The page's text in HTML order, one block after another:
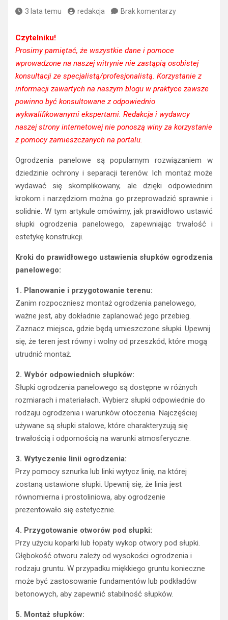
3 lata temu redakcja Brak komentarzy
Czytelniku!
Prosimy pamiętać, że wszystkie dane i pomoce
wprowadzone na naszej witrynie nie zastąpią osobistej
konsultacji ze specjalistą/profesjonalistą. Korzystanie z
informacji zawartych na naszym blogu w praktyce zawsze
powinno być konsultowane z odpowiednio
wykwalifikowanymi ekspertami. Redakcja i wydawcy
naszej strony internetowej nie ponoszą winy za korzystanie
z pomocy zamieszczanych na portalu.
Ogrodzenia panelowe są popularnym rozwiązaniem w
dziedzinie ochrony i separacji terenów. Ich montaż może
wydawać się skomplikowany, ale dzięki odpowiednim
krokom i narzędziom można go przeprowadzić sprawnie i
solidnie. W tym artykule omówimy, jak prawidłowo ustawić
słupki ogrodzenia panelowego, zapewniając trwałość i
estetykę konstrukcji.
Kroki do prawidłowego ustawienia słupków ogrodzenia
panelowego:
1. Planowanie i przygotowanie terenu:
Zanim rozpoczniesz montaż ogrodzenia panelowego,
ważne jest, aby dokładnie zaplanować jego przebieg.
Zaznacz miejsca, gdzie będą umieszczone słupki. Upewnij
się, że teren jest równy i wolny od przeszkód, które mogą
utrudnić montaż.
2. Wybór odpowiednich słupków:
Słupki ogrodzenia panelowego są dostępne w różnych
rozmiarach i materiałach. Wybierz słupki odpowiednie do
rodzaju ogrodzenia i warunków otoczenia. Najczęściej
używane są słupki stalowe, które charakteryzują się
trwałością i odpornością na warunki atmosferyczne.
3. Wytyczenie linii ogrodzenia:
Przy pomocy sznurka lub linki wytycz linię, na której
zostaną ustawione słupki. Upewnij się, że linia jest
równomierna i prostoliniowa, aby ogrodzenie
prezentowało się estetycznie.
4. Przygotowanie otworów pod słupki:
Przy użyciu koparki lub łopaty wykop otwory pod słupki.
Głębokość otworu zależy od wysokości ogrodzenia i
rodzaju gruntu. W przypadku miękkiego gruntu konieczne
może być zastosowanie fundamentów lub podkładów
betonowych, aby zapewnić stabilność słupków.
5. Montaż słupków: